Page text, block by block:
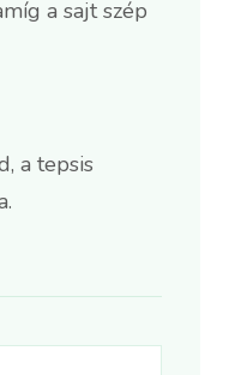
a sajt szép
a tepsis